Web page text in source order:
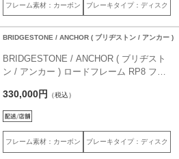
フレーム素材：カーボン ブレーキタイプ：ディスク
BRIDGESTONE / ANCHOR ( ブリヂストン / アンカー )
BRIDGESTONE / ANCHOR ( ブリヂスト
ン / アンカー ) ロードフレーム RP8 フレ
目安165cm前後 )
330,000円 （税込）
フレーム素材：カーボン ブレーキタイプ：ディスク